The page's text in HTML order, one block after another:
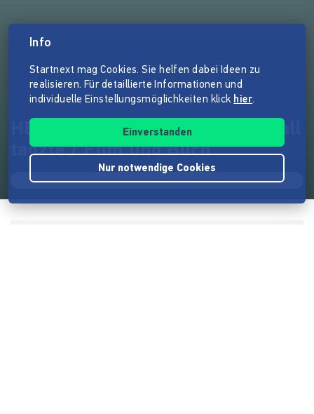
HEINZ FLOHE - Der mit dem Ball
tanzte / Film und Buch
Info
Startnext mag Cookies. Sie helfen dabei Ideen zu
realisieren. Für detaillierte Informationen und
individuelle Einstellungsmöglichkeiten klick hier.
Einverstanden
Nur notwendige Cookies